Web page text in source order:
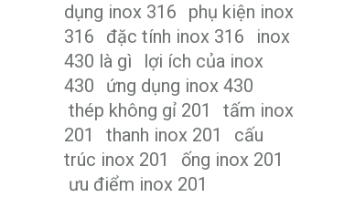
dụng inox 316
phụ kiện inox
316
đặc tính inox 316
inox
430 là gì
lợi ích của inox
430
ứng dụng inox 430
thép không gỉ 201
tấm inox
201
thanh inox 201
cấu
trúc inox 201
ống inox 201
ưu điểm inox 201